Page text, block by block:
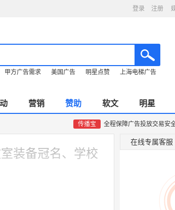
登录 注册
甲方广告需求 美国广告 明星点赞 上海电梯广告
营销 赞助 软文 明星
传播宝 全程保障广告投放交易安
装备冠名、学校
在线专属客服